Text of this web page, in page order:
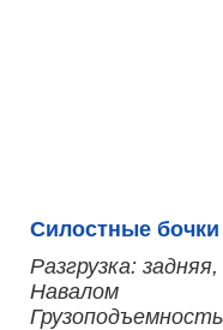
Силостные бочки
Разгрузка:
Навалом